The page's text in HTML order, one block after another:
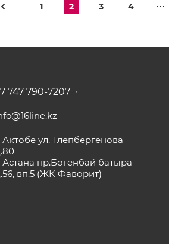
1 2 3 4
747 790-7207
Актобе ул. Тлепбергенова
Астана пр.Богенбай батыра
вп.5 (ЖК Фаворит)